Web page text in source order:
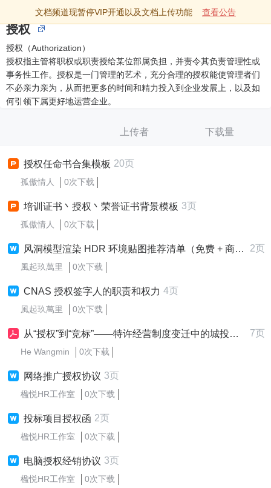
文档频道现暂停VIP开通以及文档上传功能 查看公告
授权
授权（Authorization）
授权指主管将职权或职责授给某位部属负担，并责令其负责管理性或
事务性工作。授权是一门管理的艺术，充分合理的授权能使管理者们
不必亲力亲为，从而把更多的时间和精力投入到企业发展上，以及如
何引领下属更好地运营企业。
上传者 下载量
授权任命书合集模板 20页
孤傲情人 0次下载
培训证书丶授权丶荣誉证书背景模板 3页
孤傲情人 0次下载
风洞模型渲染 HDR 环境贴图推荐清单（免费 + 商用可授权） 2页
風起玖萬里 0次下载
CNAS 授权签字人的职责和权力 4页
風起玖萬里 0次下载
从“授权”到“竞标”——特许经营制度变迁中的城投角色重构 7页
He Wangmin 0次下载
网络推广授权协议 3页
楹悦HR工作室 0次下载
投标项目授权函 2页
楹悦HR工作室 0次下载
电脑授权经销协议 3页
楹悦HR工作室 0次下载